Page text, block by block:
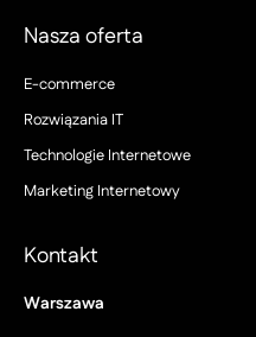
Nasza oferta
E-commerce
Rozwiązania IT
Technologie Internetowe
Marketing Internetowy
Kontakt
Warszawa